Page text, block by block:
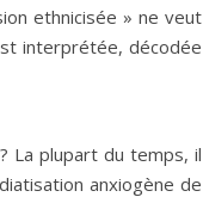
ethnicisée » ne veut
interprétée, décodée
La plupart du temps, il
anxiogène de